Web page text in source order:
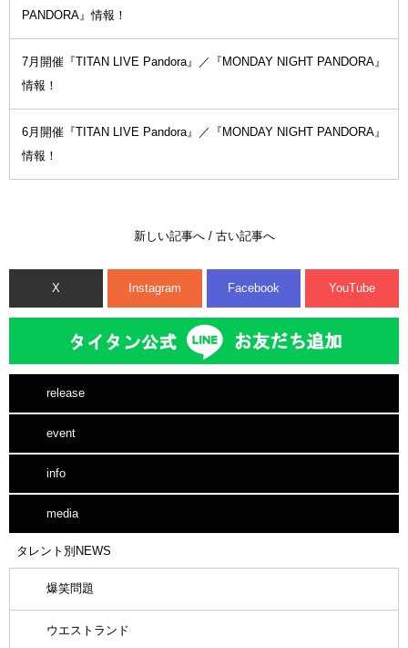
PANDORA』情報！
7月開催『TITAN LIVE Pandora』／『MONDAY NIGHT PANDORA』
情報！
6月開催『TITAN LIVE Pandora』／『MONDAY NIGHT PANDORA』
情報！
新しい記事へ/ 古い記事へ
X Instagram Facebook YouTube
release
event
info
media
タレント別NEWS
爆笑問題
ウエストランド